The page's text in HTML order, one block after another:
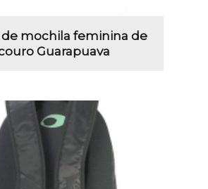
mochila feminina de
Guarapuava